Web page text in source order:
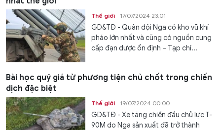
Thế giới 17/07/2024 23:01
GD&TĐ - Quân đội Nga có kho vũ khí
pháo lớn nhất và cũng có nguồn cung
cấp đạn dược ổn định – Tạp chí...
Bài học quý giá từ phương tiện chủ chốt trong chiến
dịch đặc biệt
Thế giới 19/07/2024 00:00
GD&TĐ - Xe tăng chiến đấu chủ lực T-
90M do Nga sản xuất đã trở thành